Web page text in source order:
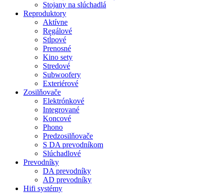
Stojany na slúchadlá
Reproduktory
Aktívne
Regálové
Stĺpové
Prenosné
Kino sety
Stredové
Subwoofery
Exteriérové
Zosilňovače
Elektrónkové
Integrované
Koncové
Phono
Predzosilňovače
S DA prevodníkom
Slúchadlové
Prevodníky
DA prevodníky
AD prevodníky
Hifi systémy